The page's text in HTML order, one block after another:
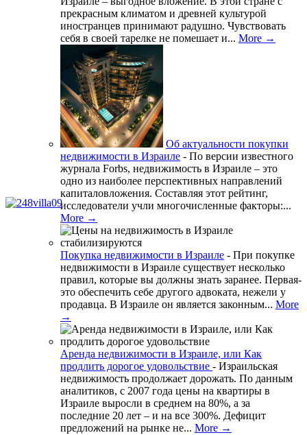
прекрасным климатом и древней культурой
иностранцев принимают радушно. Чувствовать
себя в своей тарелке не помешает и... More →
Об актуальности покупки
недвижимости в Израиле - По версии известного
журнала Forbs, недвижимость в Израиле – это
одно из наиболее перспективных направлений
капиталовложения. Составляя этот рейтинг,
исследователи учли многочисленные факторы:...
More →
Покупка недвижимости в Израиле - При покупке
недвижимости в Израиле существует несколько
правил, которые вы должны знать заранее. Первая-
это обеспечить себе другого адвоката, нежели у
продавца. В Израиле он является законным... More
→
Аренда недвижимости в Израиле, или Как
продлить дорогое удовольствие - Израильская
недвижимость продолжает дорожать. По данным
аналитиков, с 2007 года цены на квартиры в
Израиле выросли в среднем на 80%, а за
последние 20 лет – и на все 300%. Дефицит
предложений на рынке не... More →